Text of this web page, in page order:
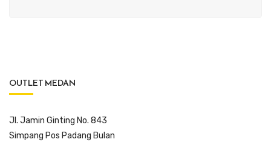
OUTLET MEDAN
Jl. Jamin Ginting No. 843
Simpang Pos Padang Bulan